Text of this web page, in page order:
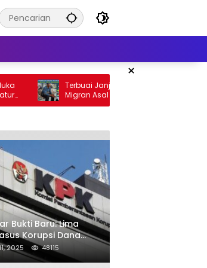
×
Terbuai Janji Manis di Facebook, Pekerja
Migran Asal Tulungagung Tertipu Rp622
Juta
Bukti Baru: Lima
Korupsi Dana
Diperiksa di
2025 48115